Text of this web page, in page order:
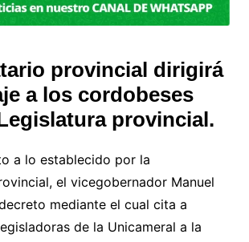
provincial dirigirá
a los cordobeses
provincial.
a lo establecido por la
el vicegobernador Manuel
mediante el cual cita a
de la Unicameral a la